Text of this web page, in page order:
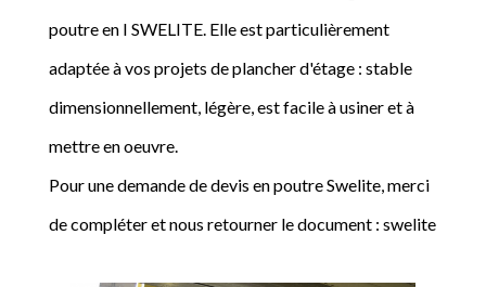
poutre en I SWELITE. Elle est particulièrement
adaptée à vos projets de plancher d'étage : stable
dimensionnellement, légère, est facile à usiner et à
mettre en oeuvre.
Pour une demande de devis en poutre Swelite, merci
de compléter et nous retourner le document : swelite